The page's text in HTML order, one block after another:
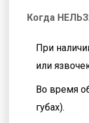
Когда
При
или
Во время
губах).